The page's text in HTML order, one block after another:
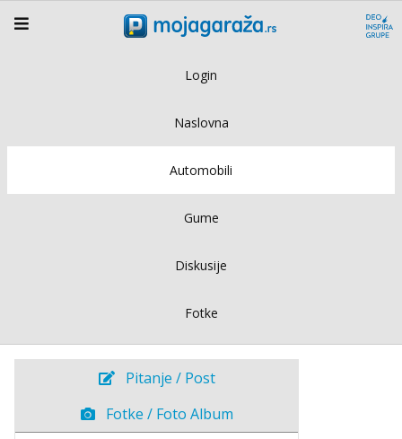
Login
Naslovna
Automobili
Gume
Diskusije
Fotke
Pitanje / Post
Fotke / Foto Album